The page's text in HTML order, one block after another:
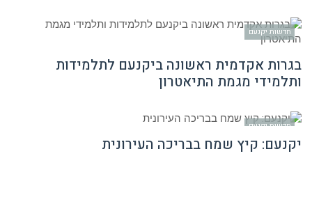
חדשות יקנעם
בגרות אקדמית ראשונה ביקנעם לתלמידות
ותלמידי מגמת התיאטרון
חדשות יקנעם
יקנעם: קיץ שמח בבריכה העירונית